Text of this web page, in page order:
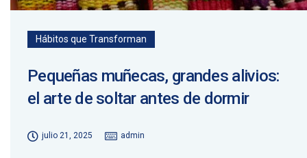
Hábitos que Transforman
Pequeñas muñecas, grandes alivios:
el arte de soltar antes de dormir
julio 21, 2025 admin